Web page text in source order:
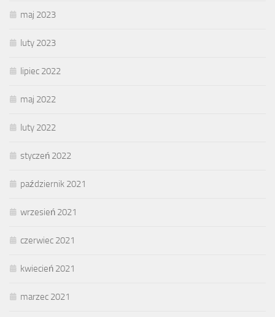
maj 2023
luty 2023
lipiec 2022
maj 2022
luty 2022
styczeń 2022
październik 2021
wrzesień 2021
czerwiec 2021
kwiecień 2021
marzec 2021